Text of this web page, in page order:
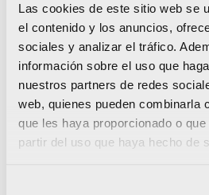
Las cookies de este sitio web se
el contenido y los anuncios,
sociales y analizar el tráfico.
información sobre el uso que
nuestros partners de redes
web, quienes pueden combinarla
que les haya proporcionado o
partir del uso que haya hecho de
trata de poner el piloto
llevaros hasta él…
Puente de las Artes y es
para disfrutar de un
muchos de vosotros soléis
día.